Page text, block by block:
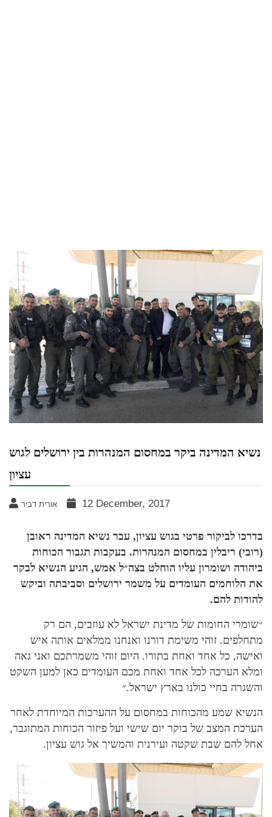
נשיא המדינה ביקר במחסום המנהרות בין ירושלים לגוש
עציון
אורית דביר 12 December, 2017
בדרכו לביקור פרטי בגוש עציון, עבר נשיא המדינה ראובן
(רובי) ריבלין במחסום המנהרות. בעקבות תגבור הכוחות
ביהודה ושומרון עליו הוחלט בצה״ל אמש, הגיע הנשיא לבקר
את הלוחמים העומדים על משמר ירושלים וסביבתה וביקש
להודות להם.
״שומרי החומות של מדינת ישראל לא עוזבים, הם רק
מתחלפים. זוהי משימת דורנו ואנחנו ממלאים אותה איש
ואישה, כל אחד ואחת בתורו. היום זוהי משמרתכם ואני גאה
ומלא הערכה לכל אחד ואחת מכם העומדים כאן למען השקט
והשגרה בחיי כולנו בארץ ישראל.״
הנשיא שמע מהכוחות במחסום על ההערכות המיוחדת לאחר
הערכת המצב של בוקר יום שישי ועל פיזור הכוחות המתוגבר,
אחל להם שבת שקטה ועירנית והמשיך אל גוש עציון.